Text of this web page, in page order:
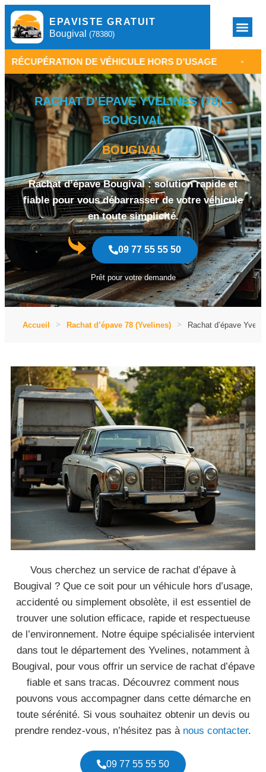
EPAVISTE GRATUIT
Bougival (78380)
DE VÉHICULE HORS D’USAGE •
RACHAT D’ÉPAVE YVELINES (78) –
BOUGIVAL
BOUGIVAL
Rachat d’épave Bougival : solution rapide et
fiable pour vous débarrasser de votre véhicule
en toute simplicité.
09 77 55 55 50
Prêt pour votre demande
Accueil Rachat d’épave 78 (Yvelines) Rachat d’épave
Vous cherchez un service de rachat d’épave à
Bougival ? Que ce soit pour un véhicule hors d’usage,
accidenté ou simplement obsolète, il est essentiel de
trouver une solution efficace, rapide et respectueuse
de l’environnement. Notre équipe spécialisée intervient
dans tout le département des Yvelines, notamment à
Bougival, pour vous offrir un service de rachat d’épave
fiable et sans tracas. Découvrez comment nous
pouvons vous accompagner dans cette démarche en
toute sérénité. Si vous souhaitez obtenir un devis ou
prendre rendez-vous, n’hésitez pas à nous contacter.
09 77 55 55 50